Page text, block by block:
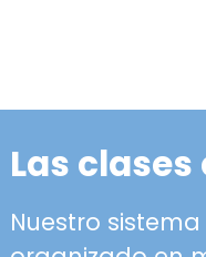
Las
Nuestro